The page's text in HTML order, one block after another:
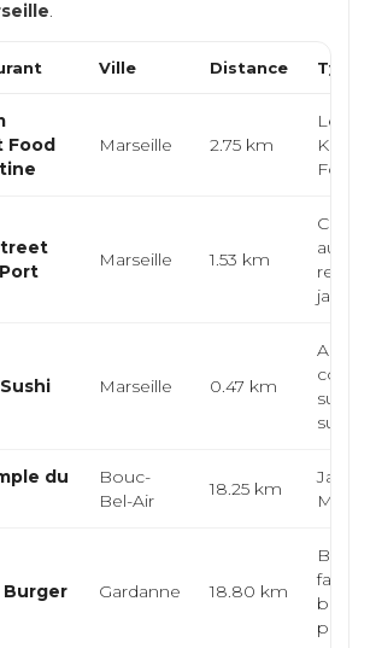
.
Ville Distance Type
Food
Marseille 2.75 km
Food
Marseille 1.53 km
Marseille 0.47 km
sushi
sushi,
du
Bouc-
Bel-Air
18.25 km
Maki
Gardanne 18.80 km
fait
bistrot
pro...